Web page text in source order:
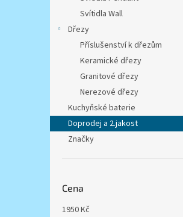
Svítidla Wall
Dřezy
Příslušenství k dřezům
Keramické dřezy
Granitové dřezy
Nerezové dřezy
Kuchyňské baterie
Doprodej a 2.jakost
Značky
Cena
1950Kč